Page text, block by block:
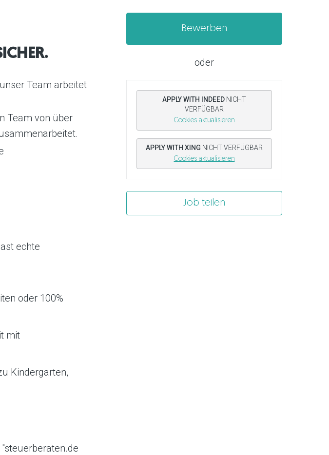
Team arbeitet
Team von über
echte
oder 100%
mit
Kindergarten,
Bewerben
oder
APPLY WITH INDEED NICHT
VERFÜGBAR
Cookies aktualisieren
APPLY WITH XING NICHT VERFÜGBAR
Cookies aktualisieren
Job teilen